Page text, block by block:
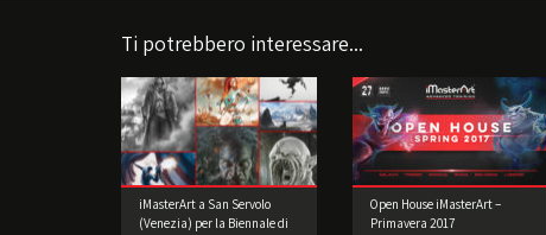
Ti potrebbero interessare...
iMasterArt a San Servolo
(Venezia) per la Biennale di
Open House iMasterArt –
Primavera 2017